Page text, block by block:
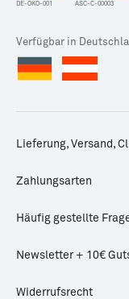
DE-ÖKO-001 ASC-C-00003
Verfügbar in
Lieferung, Versand,
Zahlungsarten
Häufig gestellte
Newsletter + 10€
Widerrufsrecht